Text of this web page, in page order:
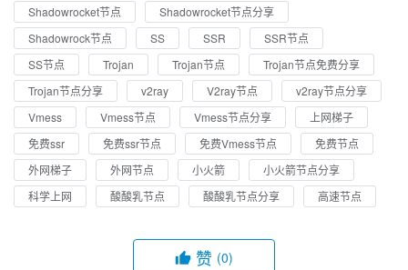
Shadowrocket节点
Shadowrocket节点分享
Shadowrock节点
SS SSR
SSR节点
SS节点
Trojan Trojan节点
Trojan节点免费分享
Trojan节点分享
v2ray V2ray节点
v2ray节点分享
Vmess
Vmess节点 Vmess节点分享
上网梯子
免费ssr
免费ssr节点 免费Vmess节点
免费节点
外网梯子
外网节点 小火箭
小火箭节点分享
科学上网
酸酸乳节点 酸酸乳节点分享 高速节点
赞 (0)